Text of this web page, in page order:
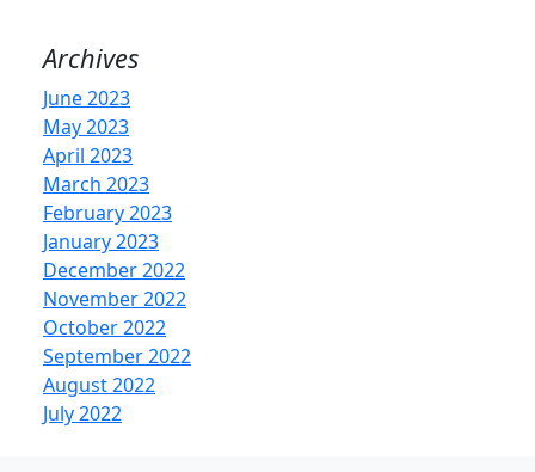
Archives
June 2023
May 2023
April 2023
March 2023
February 2023
January 2023
December 2022
November 2022
October 2022
September 2022
August 2022
July 2022